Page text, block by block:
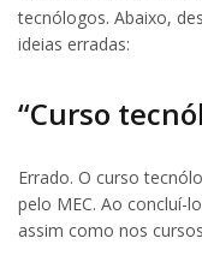
tecnólogos. Abaixo,
ideias erradas:
“Curso
Errado. O curso
pelo MEC. Ao concluí-
assim como nos